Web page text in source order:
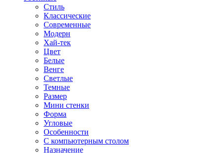
Стиль
Классические
Современные
Модерн
Хай-тек
Цвет
Белые
Венге
Светлые
Темные
Размер
Мини стенки
Форма
Угловые
Особенности
С компьютерным столом
Назначение